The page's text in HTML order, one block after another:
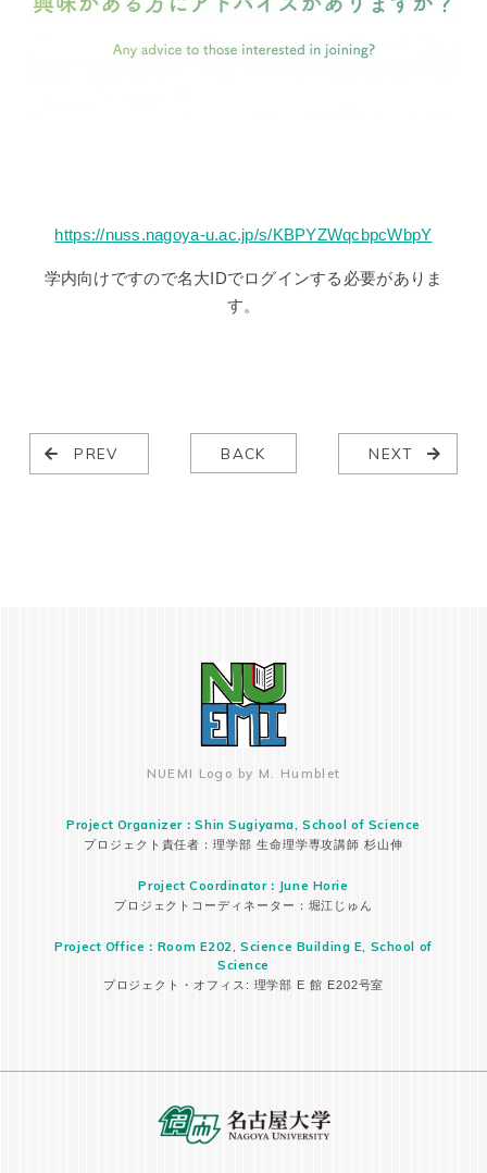
https://nuss.nagoya-u.ac.jp/s/KBPYZWqcbpcWbpY
学内向けですので名大IDでログインする必要がありま
す。
NEXT
BACK
PREV
NUEMI Logo by M. Humblet
Project Organizer：Shin Sugiyama, School of Science
プロジェクト責任者：理学部 生命理学専攻講師 杉山伸
Project Coordinator：June Horie
プロジェクトコーディネーター：堀江じゅん
Project Office：Room E202, Science Building E, School of
Science
プロジェクト・オフィス: 理学部 E 館 E202号室